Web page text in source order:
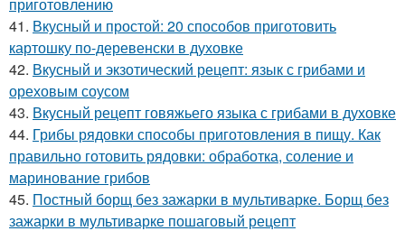
приготовлению
41. Вкусный и простой: 20 способов приготовить
картошку по-деревенски в духовке
42. Вкусный и экзотический рецепт: язык с грибами и
ореховым соусом
43. Вкусный рецепт говяжьего языка с грибами в духовке
44. Грибы рядовки способы приготовления в пищу. Как
правильно готовить рядовки: обработка, соление и
маринование грибов
45. Постный борщ без зажарки в мультиварке. Борщ без
зажарки в мультиварке пошаговый рецепт